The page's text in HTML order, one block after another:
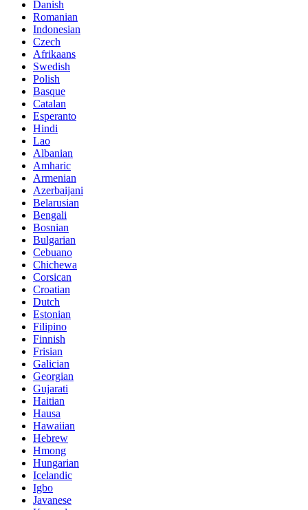
Danish
Romanian
Indonesian
Czech
Afrikaans
Swedish
Polish
Basque
Catalan
Esperanto
Hindi
Lao
Albanian
Amharic
Armenian
Azerbaijani
Belarusian
Bengali
Bosnian
Bulgarian
Cebuano
Chichewa
Corsican
Croatian
Dutch
Estonian
Filipino
Finnish
Frisian
Galician
Georgian
Gujarati
Haitian
Hausa
Hawaiian
Hebrew
Hmong
Hungarian
Icelandic
Igbo
Javanese